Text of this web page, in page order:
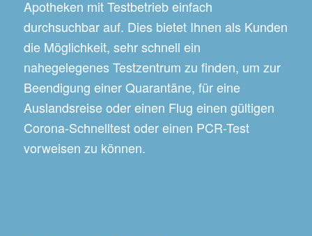
Apotheken mit Testbetrieb einfach
durchsuchbar auf. Dies bietet Ihnen als Kunden
die Möglichkeit, sehr schnell ein
nahegelegenes Testzentrum zu finden, um zur
Beendigung einer Quarantäne, für eine
Auslandsreise oder einen Flug einen gültigen
Corona-Schnelltest oder einen PCR-Test
vorweisen zu können.